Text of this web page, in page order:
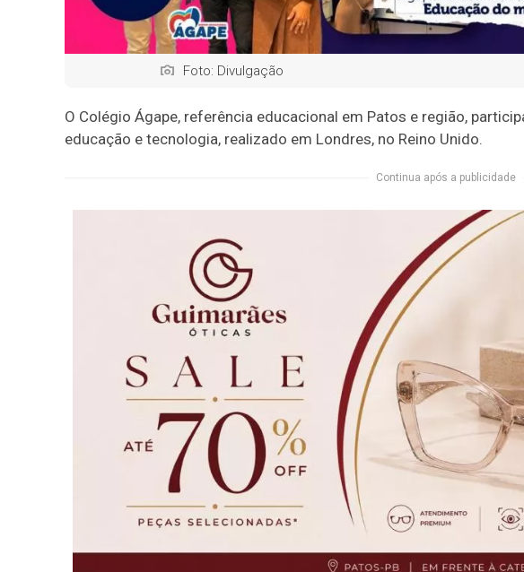
Foto: Divulgação
O Colégio Ágape, referência educacional em Patos e região,
educação e tecnologia, realizado em Londres, no Reino Unido.
Continua após a publicidade